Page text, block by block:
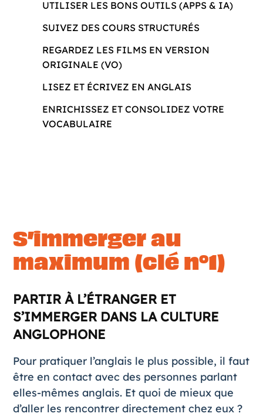
UTILISER LES BONS OUTILS (APPS & IA)
SUIVEZ DES COURS STRUCTURÉS
REGARDEZ LES FILMS EN VERSION
ORIGINALE (VO)
LISEZ ET ÉCRIVEZ EN ANGLAIS
ENRICHISSEZ ET CONSOLIDEZ VOTRE
VOCABULAIRE
S’immerger au
maximum (clé n°1)
PARTIR À L’ÉTRANGER ET
S’IMMERGER DANS LA CULTURE
ANGLOPHONE
Pour pratiquer l’anglais le plus possible, il faut
être en contact avec des personnes parlant
elles-mêmes anglais. Et quoi de mieux que
d’aller les rencontrer directement chez eux ?